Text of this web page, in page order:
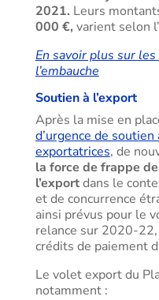
2021. Leurs
000 €, varient selon
En savoir plus sur
l’embauche
Soutien à l’export
Après la mise en
d’urgence de
exportatrices, de
la force de frappe
l’exportdans le
et de concurrence
ainsi prévus pour le
relance sur 2020-
crédits de paiement
Le volet export du
notamment :